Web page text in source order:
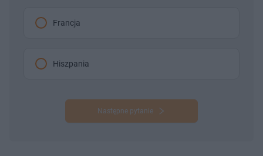
Francja
Hiszpania
Następne pytanie